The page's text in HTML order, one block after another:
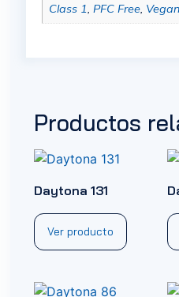
Class 1, PFC Free,
Productos
Daytona 131
Ver producto